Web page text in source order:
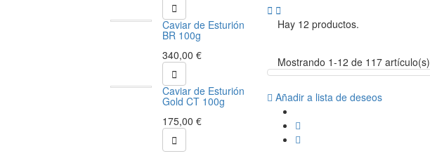

Caviar de Esturión
BR 100g
340,00 €

Caviar de Esturión
Gold CT 100g
175,00 €

 
Hay 12 productos.
Mostrando 1-12 de 117 artículo(s)
Añadir a lista de deseos